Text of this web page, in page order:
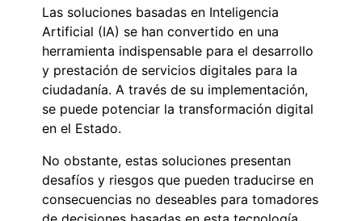
Las soluciones basadas en Inteligencia
Artificial (IA) se han convertido en una
herramienta indispensable para el desarrollo
y prestación de servicios digitales para la
ciudadanía. A través de su implementación,
se puede potenciar la transformación digital
en el Estado.
No obstante, estas soluciones presentan
desafíos y riesgos que pueden traducirse en
consecuencias no deseables para tomadores